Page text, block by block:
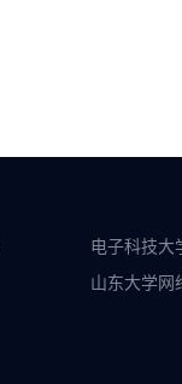
电子科技大
山东大学网